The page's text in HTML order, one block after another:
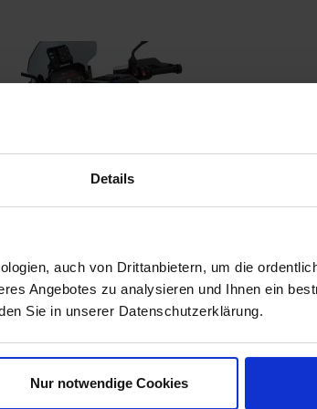
Details
auch von Drittanbietern, um die
Angebotes zu analysieren und Ihnen ein
Sie in unserer Datenschutzerklärung.
Nur notwendige Cookies
Vergleichen Merken
Zum Produkt